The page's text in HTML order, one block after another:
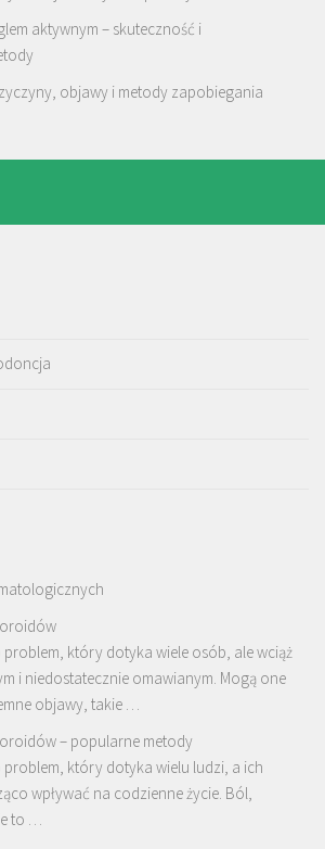
aktywnym – skuteczność i
objawy i metody zapobiegania
który dotyka wiele osób, ale wciąż
i niedostatecznie omawianym. Mogą one
objawy, takie …
– popularne metody
który dotyka wielu ludzi, a ich
wpływać na codzienne życie. Ból,
to …